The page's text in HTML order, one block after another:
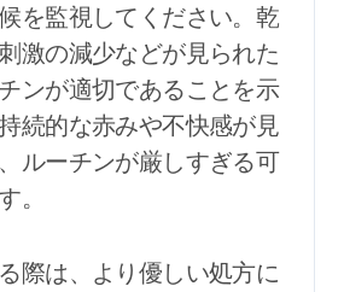
を監視してください。乾
激の減少などが見られた
ンが適切であることを示
続的な赤みや不快感が見
ルーチンが厳しすぎる可
。
際は、より優しい処方に